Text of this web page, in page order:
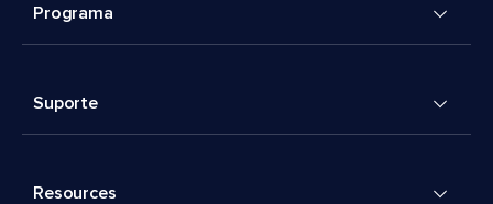
Programa
Suporte
Resources